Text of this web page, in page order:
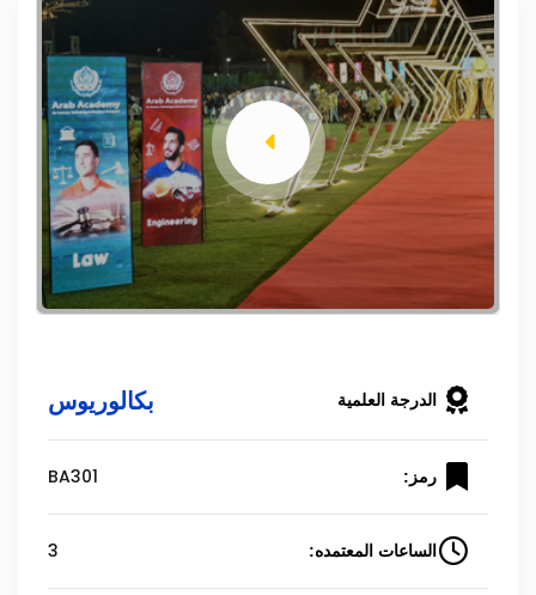
الدرجة العلمية بكالوريوس
رمز: BA301
الساعات المعتمده: 3